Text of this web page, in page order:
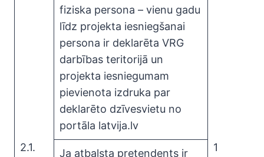
2.1.
fiziska persona – vienu gadu
līdz projekta iesniegšanai
persona ir deklarēta VRG
darbības teritorijā un
projekta iesniegumam
pievienota izdruka par
deklarēto dzīvesvietu no
portāla latvija.lv
1
Ja atbalsta pretendents ir